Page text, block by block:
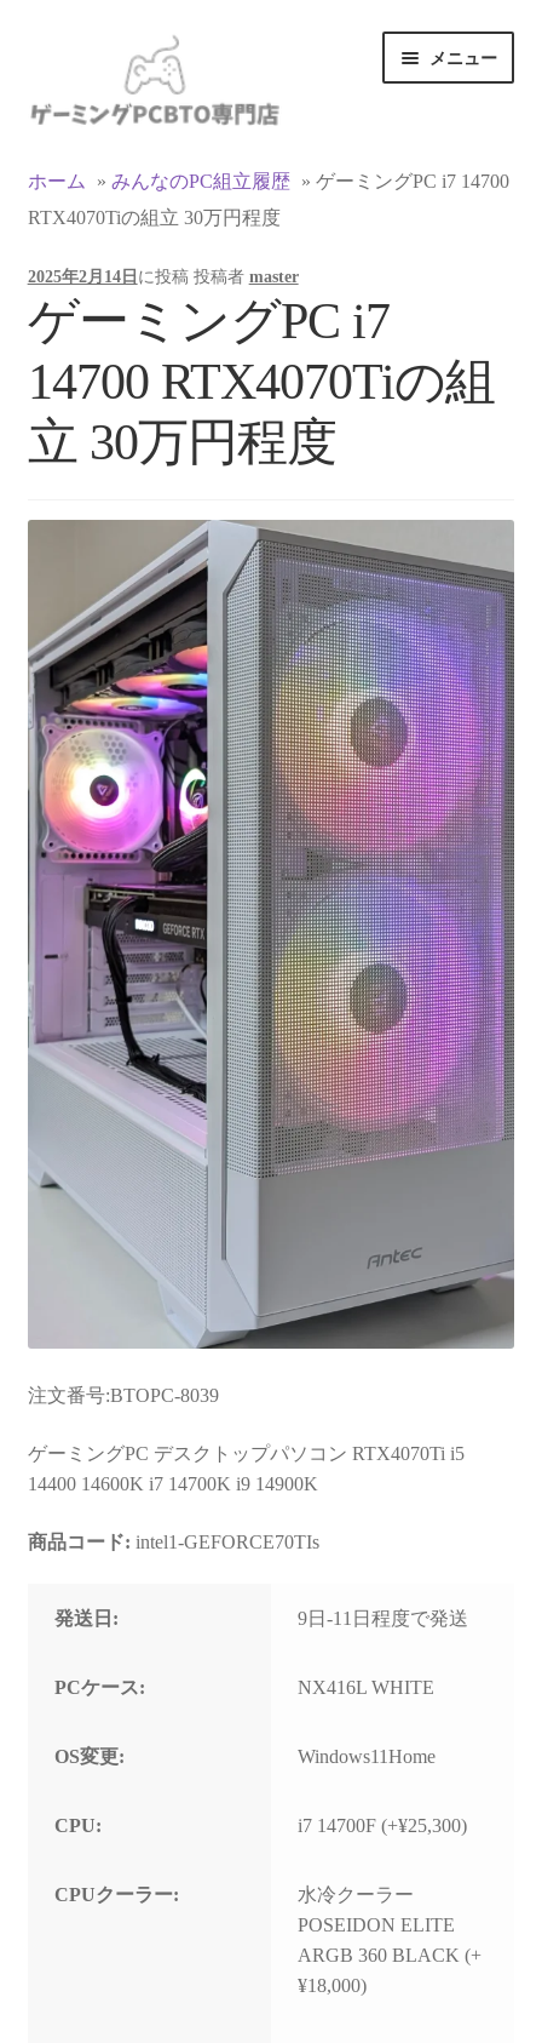
ゲ
ョ
ン
ス
キ
ッ
プ
テ
へ
ス
ッ
プ
メニュー
マイアカウント
支払い
お買い物カゴ
お買い物ガイド
フルカスタマイズ相談
みんなのPC組立履歴
ご使用時にあたって
ホーム » みんなのPC組立履歴 » ゲーミングPC i7 14700
RTX4070Tiの組立 30万円程度
2025年2月14日 に投稿 投稿者 master
ゲーミングPC i7
14700 RTX4070Tiの組
立 30万円程度
注文番号:BTOPC-8039
ゲーミングPC デスクトップパソコン RTX4070Ti i5
14400 14600K i7 14700K i9 14900K
商品コード: intel1-GEFORCE70TIs
発送日: 9日-11日程度で発送
PCケース: NX416L WHITE
OS変更: Windows11Home
CPU: i7 14700F (+¥25,300)
CPUクーラー:
水冷クーラー
POSEIDON ELITE
ARGB 360 BLACK (+
¥18,000)